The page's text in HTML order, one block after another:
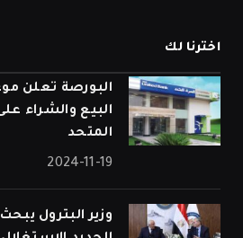
اخترنا لك
البورصة تعلن
البيع والشراء
المتحد
2024-11-19
وزير البترول